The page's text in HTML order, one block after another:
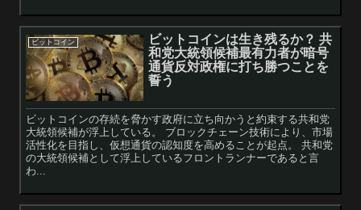
ビットコイン
ビットコインは生き残るか？ 共
和党大統領候補最有力者が暗号
通貨反対政権に打ち勝つことを
誓う
ビットコインの存続を脅かす政府に立ち向かうと約束する共和党
大統領候補が浮上している。 ブロックチェーン技術により、市場
活性化を目指し、仮想通貨の認知度を高めることが起点。 共和党
の大統領候補として浮上しているフロントランナーであると言
わ...